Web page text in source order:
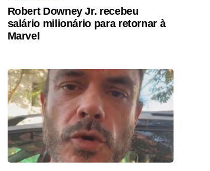
Robert Downey Jr. recebeu
salário milionário para retornar à
Marvel